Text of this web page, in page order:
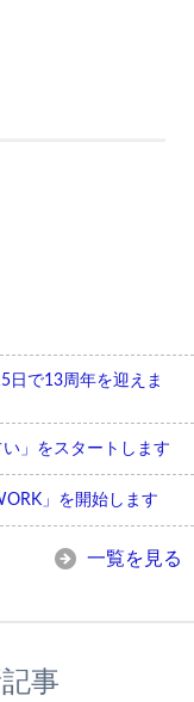
日で13周年を迎えま
い」をスタートします
」を開始します
一覧を見る
事